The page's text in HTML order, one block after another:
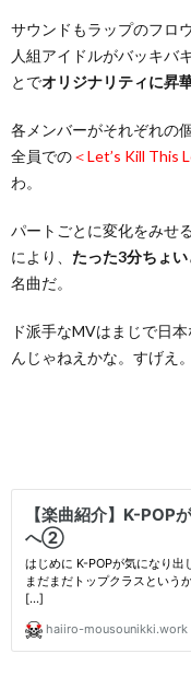
サウンドもラップのフロ
人組アイドルがバッキバ
とでオリジナリティに昇
各メンバーがそれぞれの
全員での＜Let’s Kill This
わ。
パートごとに変化をみせ
により、 たった3分ちょ
名曲だ。
ド派手なMVはまじで日
んじゃねえかな。すげえ。